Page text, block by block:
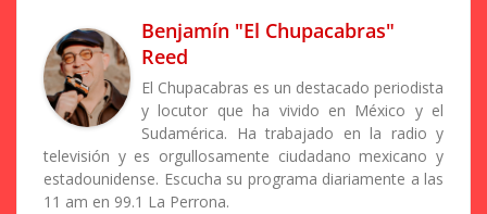
Benjamín "El Chupacabras"
Reed
El Chupacabras es un destacado periodista
y locutor que ha vivido en México y el
Sudamérica. Ha trabajado en la radio y
televisión y es orgullosamente ciudadano mexicano y
estadounidense. Escucha su programa diariamente a las
11 am en 99.1 La Perrona.